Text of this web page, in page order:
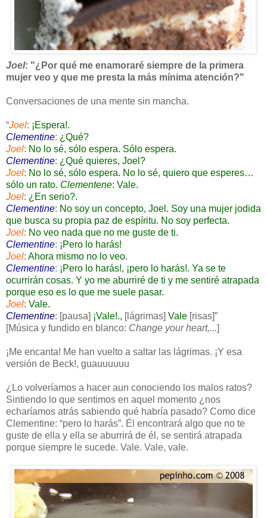
Joel: "¿Por qué me enamoraré siempre de la primera
mujer veo y que me presta la más mínima atención?"
Conversaciones de una mente sin mancha.
“Joel: ¡Espera!.
Clementine: ¿Qué?
Joel: No lo sé, sólo espera. Sólo espera.
Clementine: ¿Qué quieres, Joel?
Joel: No lo sé, sólo espera. No lo sé, quiero que esperes…
sólo un rato. Clementene: Vale.
Joel: ¿En serio?.
Clementine: No soy un concepto, Joel. Soy una mujer jodida
que busca su propia paz de espíritu. No soy perfecta.
Joel: No veo nada que no me guste de ti.
Clementine: ¡Pero lo harás!
Joel: Ahora mismo no lo veo.
Clementine: ¡Pero lo harás!, ¡pero lo harás!. Ya se te
ocurrirán cosas. Y yo me aburriré de ti y me sentiré atrapada
porque eso es lo que me suele pasar.
Joel: Vale.
Clementine: [pausa] ¡Vale!., [lágrimas] Vale [risas]”
[Música y fundido en blanco: Change your heart,...]
¡Me encanta! Me han vuelto a saltar las lágrimas. ¡Y esa
versión de Beck!, guauuuuuu
¿Lo volveríamos a hacer aun conociendo los malos ratos?
Sintiendo lo que sentimos en aquel momento ¿nos
echaríamos atrás sabiendo qué habría pasado? Como dice
Clementine: “pero lo harás”. Él encontrará algo que no te
guste de ella y ella se aburrirá de él, se sentirá atrapada
porque siempre le sucede. Vale. Vale, vale.